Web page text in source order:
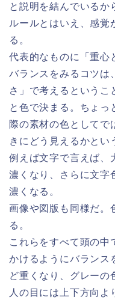
と説明を結んでいるか
ルールとはいえ、感覚
る。
代表的なものに「重心
バランスをみるコツは
さ」で考えるというこ
と色で決まる。ちょっ
際の素材の色としてで
きにどう見えるかとい
例えば文字で言えば、
濃くなり、さらに文字
濃くなる。
画像や図版も同様だ。
る。
これらをすべて頭の中
かけるようにバランス
ど重くなり、グレーの
人の目には上下方向よ